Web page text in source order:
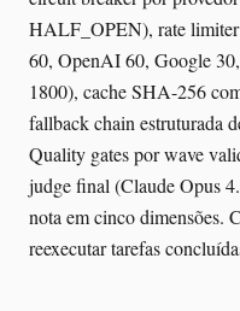
HALF_OPEN), rate
60, OpenAI 60, Google
1800), cache SHA-256
fallback chain estruturada
Quality gates por wave
judge final (Claude Opus
nota em cinco dimensões.
reexecutar tarefas